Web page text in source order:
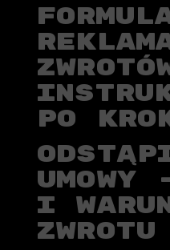
PO
I
ZWROTU